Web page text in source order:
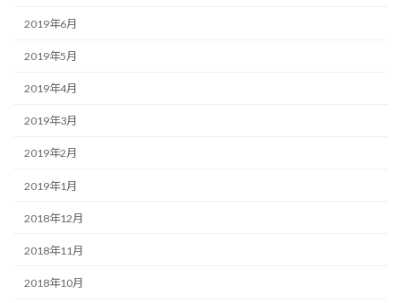
2019年6月
2019年5月
2019年4月
2019年3月
2019年2月
2019年1月
2018年12月
2018年11月
2018年10月